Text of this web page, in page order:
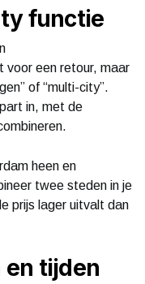
functie
voor een retour, maar
of “multi-city”.
in, met de
heen en
twee steden in je
prijs lager uitvalt dan
en tijden